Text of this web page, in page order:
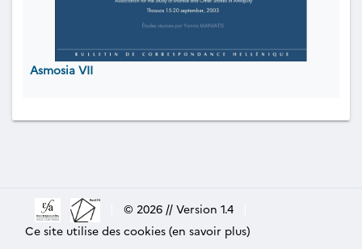
Asmosia VII
© 2026 // Version 1.4
Ce site utilise des cookies (en savoir plus)